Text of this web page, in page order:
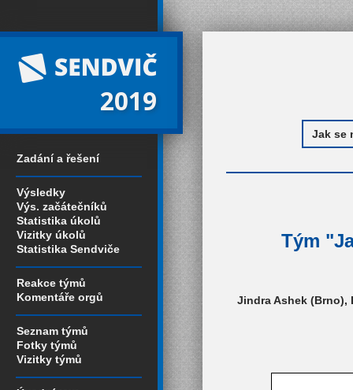
2019
Zadání a řešení
Výsledky
Výs. začátečníků
Statistika úkolů
Vizitky úkolů
Statistika Sendviče
Reakce týmů
Komentáře orgů
Seznam týmů
Fotky týmů
Vizitky týmů
Tým
Jindra Ashek (Brno),